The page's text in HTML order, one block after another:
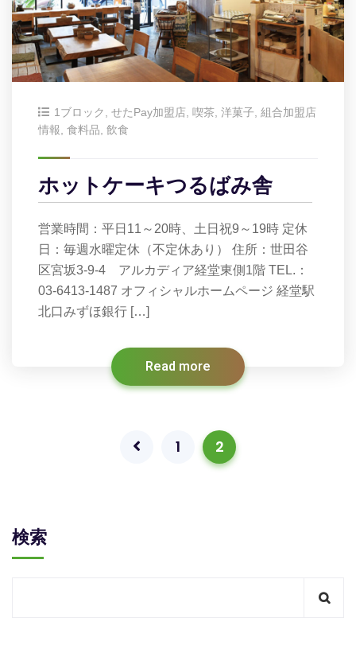
1ブロック せたPay加盟店 喫茶 洋菓子 組合加盟店
情報 食料品 飲食
ホットケーキつるばみ舎
営業時間：平日11～20時、土日祝9～19時 定休
日：毎週水曜定休（不定休あり） 住所：世田谷
区宮坂3-9-4 アルカディア経堂東側1階 TEL.：
03-6413-1487 オフィシャルホームページ 経堂駅
北口みずほ銀行 […]
Read more
1 2
検索